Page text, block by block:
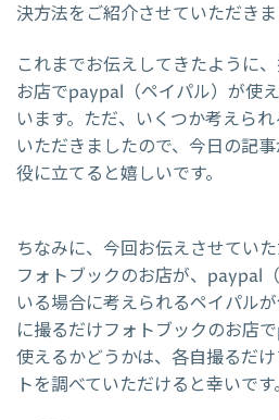
決方法をご紹介させていただきま
これまでお伝えしてきたように
お店でpaypal（ペイパル）が使
います。ただ、いくつか考えら
いただきましたので、今日の記
役に立てると嬉しいです。
ちなみに、今回お伝えさせてい
フォトブックのお店が、paypal
いる場合に考えられるペイパル
に撮るだけフォトブックのお店
使えるかどうかは、各自撮るだ
トを調べていただけると幸いです。